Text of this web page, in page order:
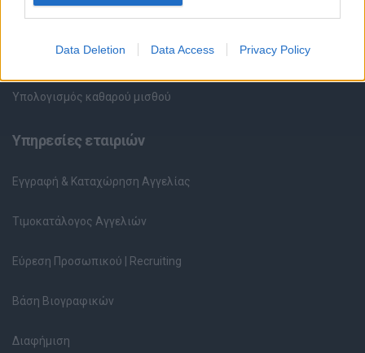
Data Deletion Data Access Privacy Policy
Περιγραφές Θέσεων Εργασίας
Ερωτήσεις συνεντεύξεων
Υπολογισμός καθαρού μισθού
Υπηρεσίες εταιριών
Εγγραφή & Καταχώρηση Αγγελίας
Τιμοκατάλογος Αγγελιών
Εύρεση Προσωπικού | Recruiting
Βάση Βιογραφικών
Διαφήμιση